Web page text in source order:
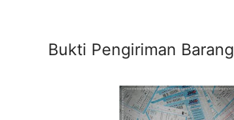
Bukti Pengiriman Barang